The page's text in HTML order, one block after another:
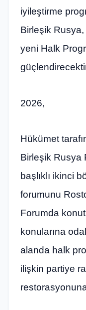
iyileştirme
Birleşik
yeni Halk
2026,
Hükümet
Birleşik Rusya
başlıklı ikinci
forumunu
Forumda
konularına
alanda halk
ilişkin partiye